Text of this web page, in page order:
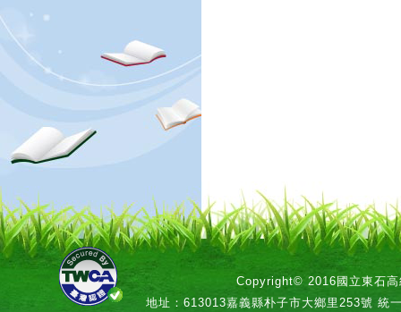
Copyright© 2016國立東石高
地址：613013嘉義縣朴子市大鄉里253號 統